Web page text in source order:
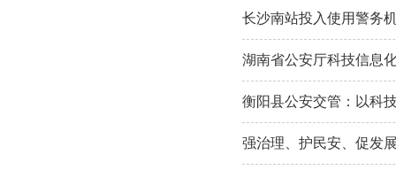
长沙南站投入使用警务
湖南省公安厅科技信息
衡阳县公安交管：以科
强治理、护民安、促发